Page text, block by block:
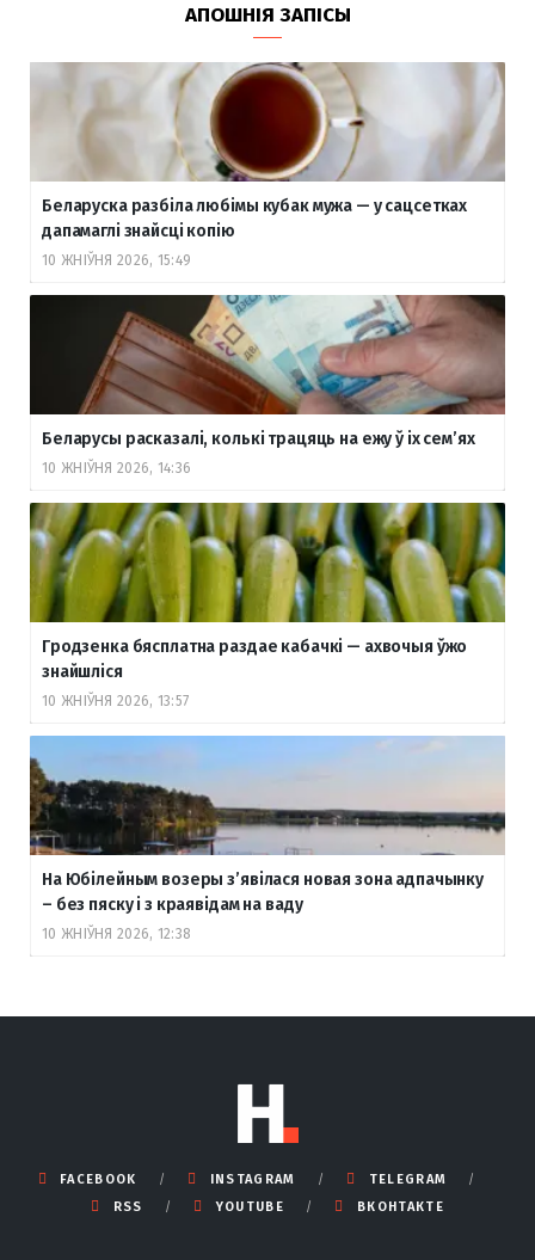
АПОШНІЯ ЗАПІСЫ
Беларуска разбіла любімы кубак мужа — у сацсетках
дапамаглі знайсці копію
10 ЖНІЎНЯ 2026, 15:49
Беларусы расказалі, колькі трацяць на ежу ў іх сем’ях
10 ЖНІЎНЯ 2026, 14:36
Гродзенка бясплатна раздае кабачкі — ахвочыя ўжо
знайшліся
10 ЖНІЎНЯ 2026, 13:57
На Юбілейным возеры з’явілася новая зона адпачынку
– без пяску і з краявідам на ваду
10 ЖНІЎНЯ 2026, 12:38
FACEBOOK INSTAGRAM
TELEGRAM
RSS
YOUTUBE ВКОНТАКТЕ